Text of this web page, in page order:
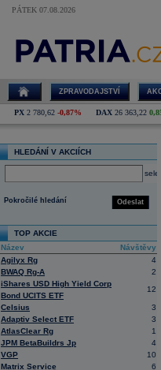
PÁTEK 07.08.2026
ZPRAVODAJSTVÍ
PX 2 780,62 -0,87% DAX 26 363,22
HLEDÁNÍ V AKCIÍCH
select
Odeslat
Pokročilé hledání
TOP AKCIE
Název
Návštěvy
Agilyx Rg
4
BWAQ Rg-A
2
iShares USD High Yield Corp
Bond UCITS ETF
12
Celsius
3
Adaptiv Select ETF
3
AtlasClear Rg
1
JPM BetaBuildrs Jp
4
VGP
10
Matrix Service
6